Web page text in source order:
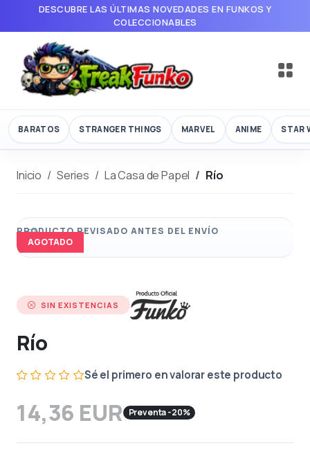
DESCUBRE LAS ÚLTIMAS NOVEDADES EN FUNKOS Y
COLECCIONABLES
BARATOS STRANGER THINGS MARVEL ANIME STAR
Inicio Series La Casa de Papel Río
AGOTADO
SIN EXISTENCIAS
Río
Sé el primero en valorar este producto
14,36 EUR Preventa -20%